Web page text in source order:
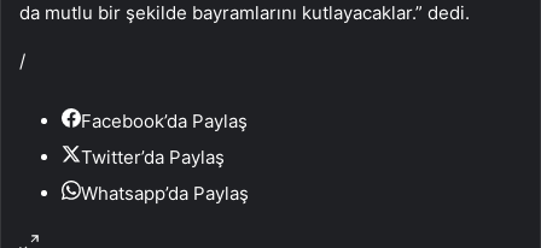
da mutlu bir şekilde bayramlarını kutlayacaklar.” dedi.
/
Facebook’da Paylaş
Twitter’da Paylaş
Whatsapp’da Paylaş